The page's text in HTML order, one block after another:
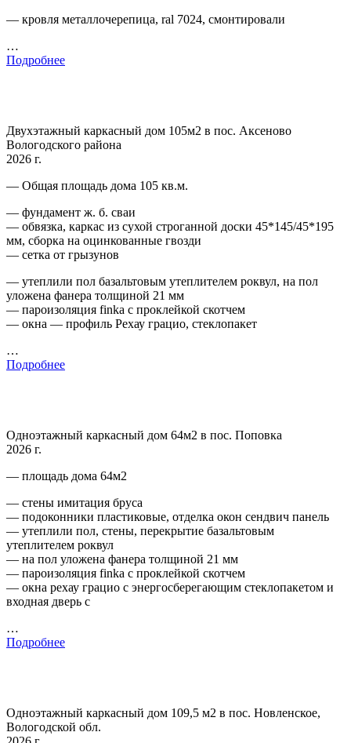
— кровля металлочерепица, ral 7024, смонтировали
…
Подробнее
Двухэтажный каркасный дом 105м2 в пос. Аксеново
Вологодского района
2026 г.
— Общая площадь дома 105 кв.м.
— фундамент ж. б. сваи
— обвязка, каркас из сухой строганной доски 45*145/45*195
мм, сборка на оцинкованные гвозди
— сетка от грызунов
— утеплили пол базальтовым утеплителем роквул, на пол
уложена фанера толщиной 21 мм
— пароизоляция finka с проклейкой скотчем
— окна — профиль Рехау грацио, стеклопакет
…
Подробнее
Одноэтажный каркасный дом 64м2 в пос. Поповка
2026 г.
— площадь дома 64м2
— стены имитация бруса
— подоконники пластиковые, отделка окон сендвич панель
— утеплили пол, стены, перекрытие базальтовым
утеплителем роквул
— на пол уложена фанера толщиной 21 мм
— пароизоляция finka с проклейкой скотчем
— окна рехау грацио с энергосберегающим стеклопакетом и
входная дверь с
…
Подробнее
Одноэтажный каркасный дом 109,5 м2 в пос. Новленское,
Вологодской обл.